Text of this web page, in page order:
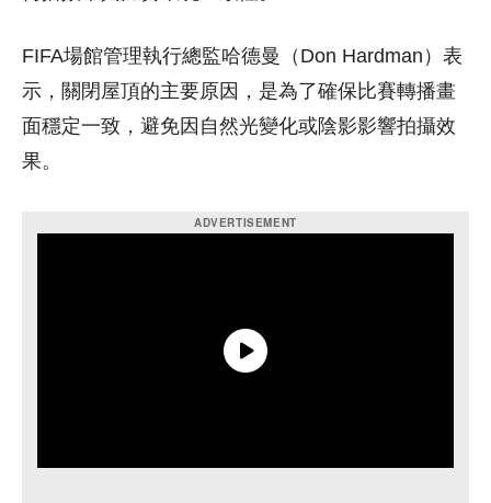
FIFA場館管理執行總監哈德曼（Don Hardman）表
示，關閉屋頂的主要原因，是為了確保比賽轉播畫
面穩定一致，避免因自然光變化或陰影影響拍攝效
果。